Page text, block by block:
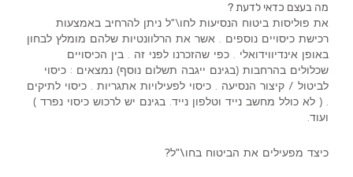
מה בעצם כדאי לדעת ?
את פוליסות ביטוח הנסיעות לחו\"ל ניתן להרחיב באמצעות
רכישת כיסויים נוספים . אשר את הרלוונטיות שלהם מומלץ לבחון
באופן אינדיווידואלי . כפי שהזכרנו לפני זה . בין הכיסויים
שכלולים בהרחבות (בגינם ייגבה תשלום נוסף) נמצאים : כיסוי
לביטול / קיצור הנסיעה . כיסוי לפעילויות אתגריות . כיסוי לתיקים
. ( לא כולל מחשב נייד וטלפון נייד. בגינם יש לרכוש כיסוי נפרד )
ועוד.
כיצד מפעילים את הביטוח בחו\"ל?